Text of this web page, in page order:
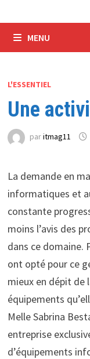
MENU
L'ESSENTIEL
Une
paritmag11
La demande en
informatiques et
constante
moins l’avis des
dans ce domaine.
ont opté pour ce
mieux en dépit de
équipements
Melle Sabrina
entreprise
d’équipements